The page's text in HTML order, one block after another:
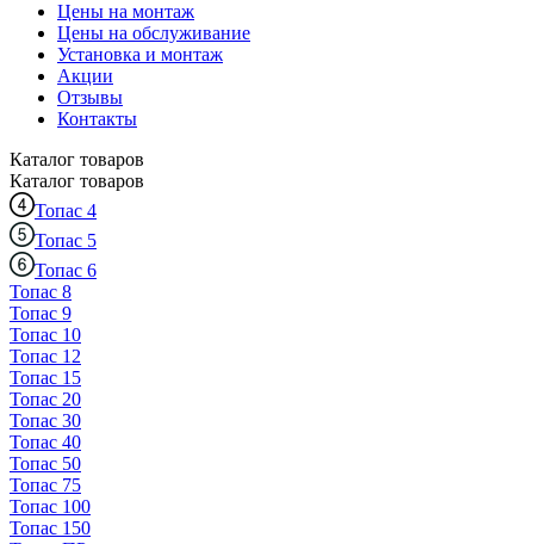
Цены на монтаж
Цены на обслуживание
Установка и монтаж
Акции
Отзывы
Контакты
Каталог товаров
Каталог товаров
Топас 4
Топас 5
Топас 6
Топас 8
Топас 9
Топас 10
Топас 12
Топас 15
Топас 20
Топас 30
Топас 40
Топас 50
Топас 75
Топас 100
Топас 150